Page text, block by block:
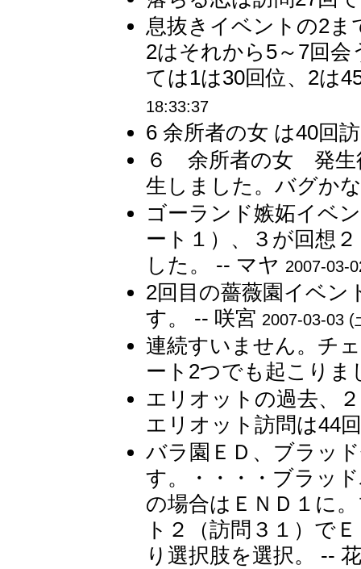
息抜きイベントの2ま
2はそれから5～7回
ては1は30回位、2は
18:33:37
6 余所者の女 は40回
６ 余所者の女 発生
生しました。バグか
ゴーランド嫉妬イベ
ート１）、３が回想
した。 -- マヤ 2007-03-
2回目の薔薇園イベン
す。 -- 咲宮 2007-03-03 (
連続すいません。チ
ート2つでも起こり
エリオットの過去、
エリオット訪問は44
バラ園ＥＤ、ブラッ
す。・・・・ブラッ
の場合はＥＮＤ１に
ト２（訪問３１）で
り選択肢を選択。 --